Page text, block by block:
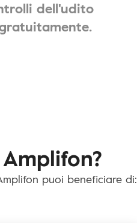
dell'udito
puoi beneficiare di: